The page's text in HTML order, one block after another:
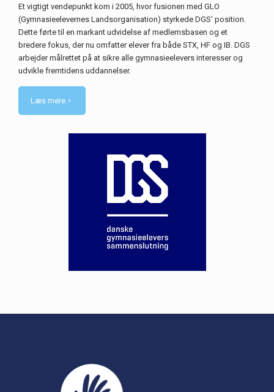
Et vigtigt vendepunkt kom i 2005, hvor fusionen med GLO
(Gymnasieelevernes Landsorganisation) styrkede DGS' position.
Dette førte til en markant udvidelse af medlemsbasen og et
bredere fokus, der nu omfatter elever fra både STX, HF og IB. DGS
arbejder målrettet på at sikre alle gymnasieelevers interesser og
udvikle fremtidens uddannelser.
Læs mere